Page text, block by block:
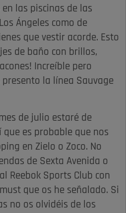
las piscinas de las
Ángeles como de
que vestir acorde. Esto
de baño con brillos,
Increíble pero
la línea Sauvage
de julio estaré de
que es probable que nos
en Zielo o Zoco. No
de Sexta Avenida o
Reebok Sports Club con
que os he señalado. Si
no os olvidéis de los